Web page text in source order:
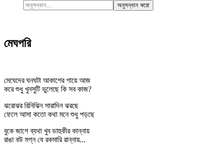
অনুসন্ধান করো
মেঘপরি
মেঘেদের ঘনঘটা আকাশের গায়ে আজ
করে শুধু খুনসুটি ভুলেছে কি সব কাজ?
ঝরোঝর রিনিঝিন সারাদিন ঝরছে
ফেলে আসা কতো কথা মনে শুধু পড়ছে
বুকে জাগে ব্যথা খুব ডাহুকীর কান্নায়
রাঙা বউ মগ্ন যে রকমারি রান্নায়...